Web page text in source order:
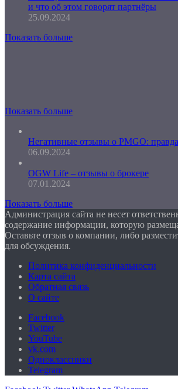
и что об этом говорят партнёры
25.09.2024
Показать больше
Показать больше
Негативные отзывы о PMGO:
06.09.2024
OGW Life – отзывы о брокере
07.01.2024
Показать больше
Администрация сайта не несет
содержание информации, которую
Оставьте отзыв о компании, либо
для обсуждения.
Политика конфиденциальности
Карта сайта
Обратная связь
О сайте
Facebook
Twitter
YouTube
vk.com
Одноклассники
Telegram